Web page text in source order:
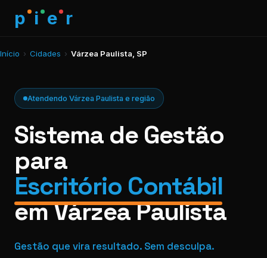
p i e r
Início › Cidades › Várzea Paulista, SP
Atendendo Várzea Paulista e região
Sistema de Gestão
para
Escritório Contábil
em Várzea Paulista
Gestão que vira resultado. Sem desculpa.